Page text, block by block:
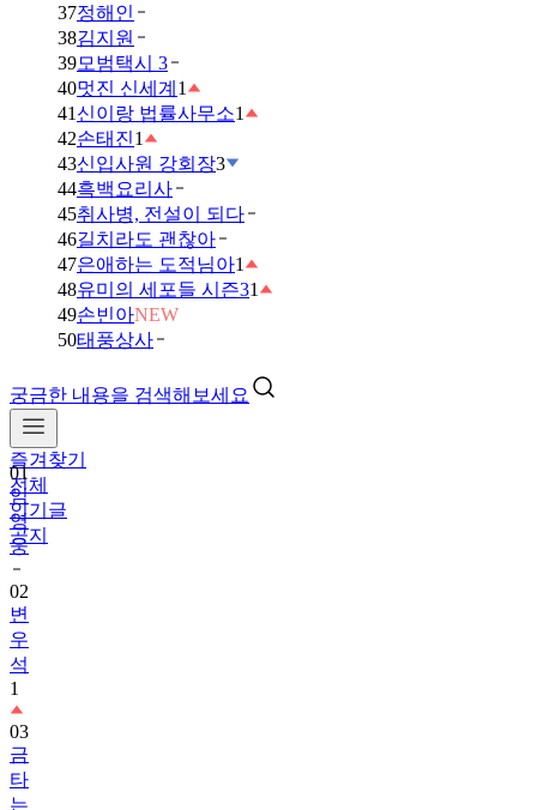
37정해인
38김지원
39모범택시 3
40멋진 신세계 1
41 신이랑 법률사무소1
42손태진1
43신입사원 강회장3
44흑백요리사
45취사병, 전설이 되다
46길치라도 괜찮아
47은애하는 도적님아1
48유미의 세포들 시즌31
49손빈아NEW
50태풍상사
궁금한 내용을 검색해보세요
즐겨찾기
전체
인기글
공지
01
임
영
웅
02
변
우
석
1
03
금
타
는